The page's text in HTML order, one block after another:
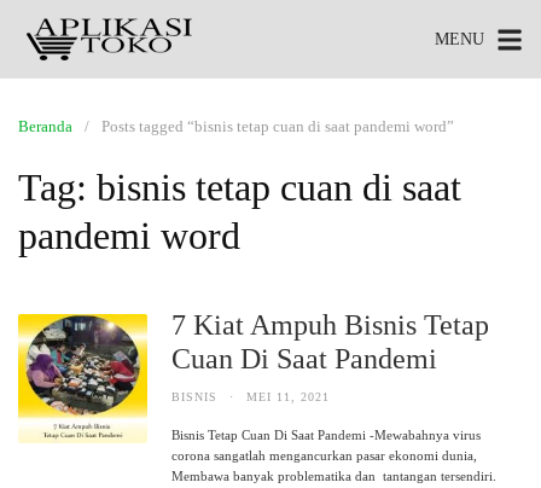
MENU
Beranda Posts tagged “bisnis tetap cuan di saat pandemi word”
Tag: bisnis tetap cuan di saat
pandemi word
7 Kiat Ampuh Bisnis Tetap
Cuan Di Saat Pandemi
BISNIS · MEI 11, 2021
Bisnis Tetap Cuan Di Saat Pandemi -Mewabahnya virus
corona sangatlah mengancurkan pasar ekonomi dunia,
Membawa banyak problematika dan tantangan tersendiri.